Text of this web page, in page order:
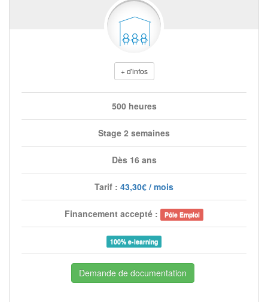
+ d'infos
500 heures
Stage 2 semaines
Dès 16 ans
Tarif : 43,30€ / mois
Financement accepté : Pôle Emploi
100% e-learning
Demande de documentation